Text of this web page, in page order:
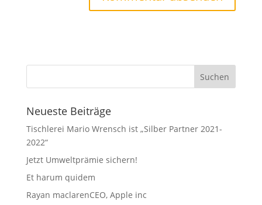
Neueste Beiträge
Tischlerei Mario Wrensch ist „Silber Partner 2021-
2022“
Jetzt Umweltprämie sichern!
Et harum quidem
Rayan maclarenCEO, Apple inc